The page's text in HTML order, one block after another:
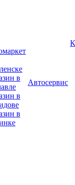
в
в
в
Автосервис